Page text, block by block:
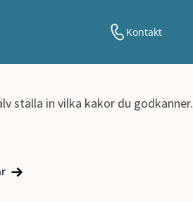
ställa in vilka kakor du godkänner.
Kontakt